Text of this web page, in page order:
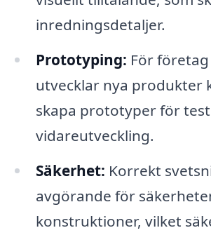
inredningsdetaljer.
Prototyping: För
utvecklar nya produkter
skapa prototyper för
vidareutveckling.
Säkerhet: Korrekt
avgörande för
konstruktioner, vilket